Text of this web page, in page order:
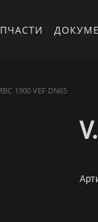
1900 VEF DN65